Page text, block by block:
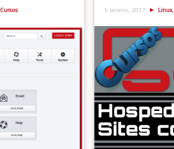
Cursos 5 Janeiro, 2017 Linux,